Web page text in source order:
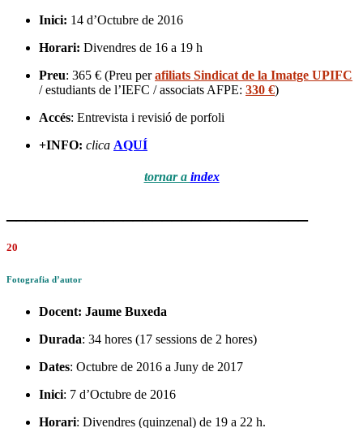
Inici: 14 d’Octubre de 2016
Horari: Divendres de 16 a 19 h
Preu: 365 € (Preu perafiliats Sindicat de la Imatge UPIFC
/ estudiants de l’IEFC / associats AFPE: 330 €)
Accés: Entrevista i revisió de porfoli
+INFO: clica AQUÍ
tornar a index
20
Fotografia d’autor
Docent: Jaume Buxeda
Durada: 34 hores (17 sessions de 2 hores)
Dates: Octubre de 2016 a Juny de 2017
Inici: 7 d’Octubre de 2016
Horari: Divendres (quinzenal) de 19 a 22 h.